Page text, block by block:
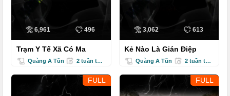
6,961 496
Trạm Y Tế Xã Có Ma
Quàng A Tũn 2 tuần trước
3,062 613
Kẻ Nào Là Gián Điệp
Quàng A Tũn 2 tuần trước
FULL FULL